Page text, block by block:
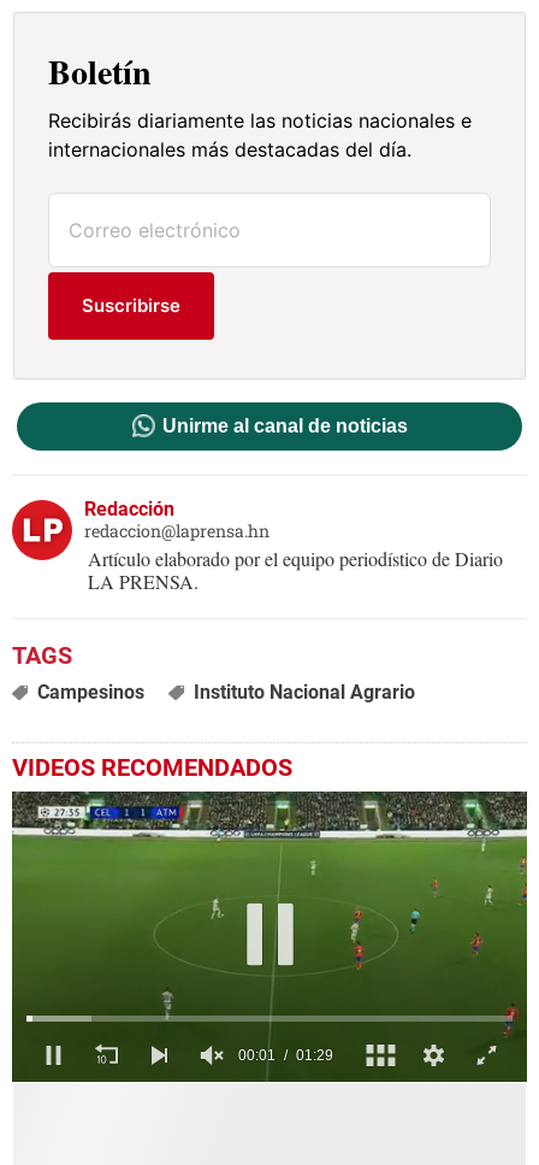
Boletín
Recibirás diariamente las noticias nacionales e
internacionales más destacadas del día.
Suscribirse
Unirme al canal de noticias
Redacción
redaccion@laprensa.hn
Artículo elaborado por el equipo periodístico de Diario
LA PRENSA.
Campesinos Instituto Nacional Agrario
VIDEOS RECOMENDADOS